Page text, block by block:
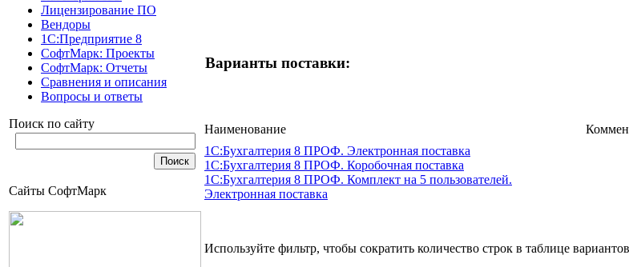
Лицензирование ПО
Вендоры
1С:Предприятие 8
СофтМарк: Проекты
СофтМарк: Отчеты
Сравнения и описания
Вопросы и ответы
Поиск по сайту
Сайты СофтМарк
Варианты поставки:
Наименование
1С:Бухгалтерия 8 ПРОФ. Электронная поставка
1С:Бухгалтерия 8 ПРОФ. Коробочная поставка
1С:Бухгалтерия 8 ПРОФ. Комплект на 5 пользователей.
Электронная поставка
Используйте фильтр, чтобы сократить количество строк в таблице